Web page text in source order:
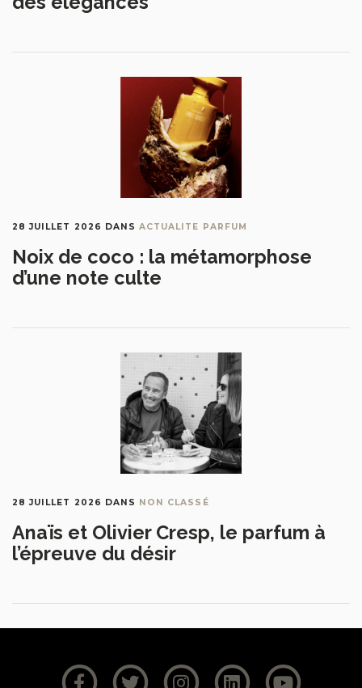
28 JUILLET 2026 DANSACTUALITE PARFUM
Noix de coco : la métamorphose
d’une note culte
28 JUILLET 2026 DANS NON CLASSÉ
Anaïs et Olivier Cresp, le parfum à
l’épreuve du désir